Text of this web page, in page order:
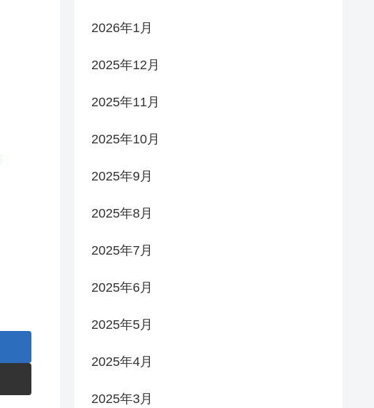
2026年1月
2025年12月
2025年11月
2025年10月
2025年9月
2025年8月
2025年7月
2025年6月
2025年5月
2025年4月
2025年3月